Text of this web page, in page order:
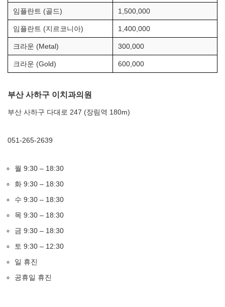
임플란트 (골드) 1,500,000
임플란트 (지르코니아) 1,400,000
크라운 (Metal) 300,000
크라운 (Gold) 600,000
부산 사하구 이치과의원
부산 사하구 다대로 247 (장림역 180m)
051-265-2639
월 9:30 – 18:30
화 9:30 – 18:30
수 9:30 – 18:30
목 9:30 – 18:30
금 9:30 – 18:30
토 9:30 – 12:30
일 휴진
공휴일 휴진